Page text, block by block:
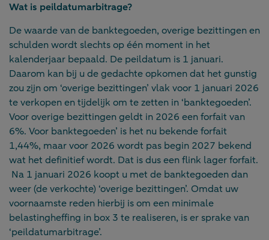
Wat is peildatumarbitrage?
De waarde van de banktegoeden, overige bezittingen en
schulden wordt slechts op één moment in het
kalenderjaar bepaald. De peildatum is 1 januari.
Daarom kan bij u de gedachte opkomen dat het gunstig
zou zijn om ‘overige bezittingen’ vlak voor 1 januari 2026
te verkopen en tijdelijk om te zetten in ‘banktegoeden’.
Voor overige bezittingen geldt in 2026 een forfait van
6%. Voor banktegoeden’ is het nu bekende forfait
1,44%, maar voor 2026 wordt pas begin 2027 bekend
wat het definitief wordt. Dat is dus een flink lager forfait.
Na 1 januari 2026 koopt u met de banktegoeden dan
weer (de verkochte) ‘overige bezittingen’. Omdat uw
voornaamste reden hierbij is om een minimale
belastingheffing in box 3 te realiseren, is er sprake van
‘peildatumarbitrage’.